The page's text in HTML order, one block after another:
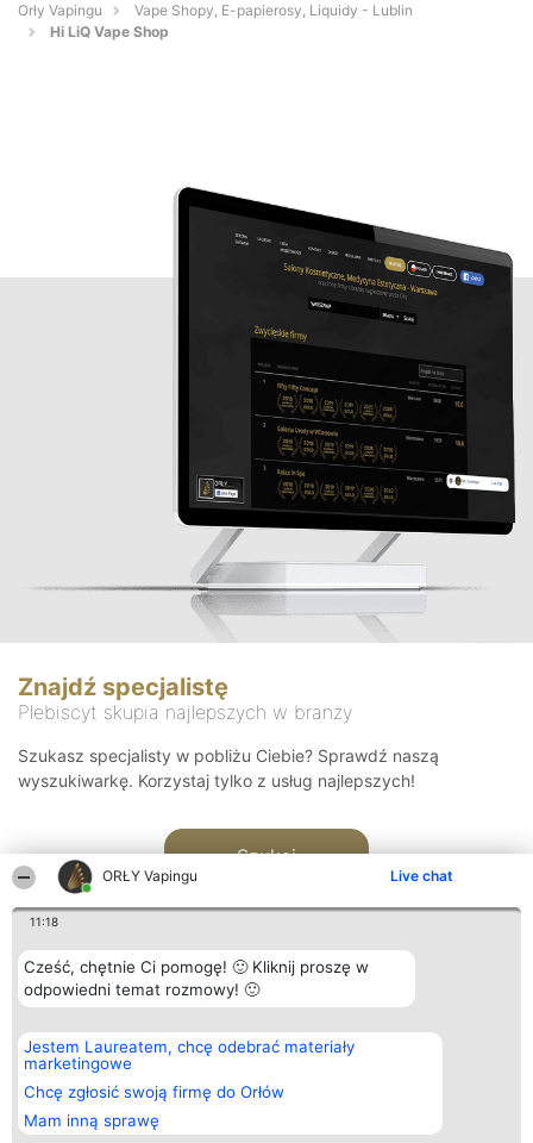
ORŁY Vapingu Live chat
11:18
Cześć, chętnie Ci pomogę! 🙂 Kliknij proszę w
odpowiedni temat rozmowy! 🙂
Jestem Laureatem, chcę odebrać materiały
marketingowe
Chcę zgłosić swoją firmę do Orłów
Mam inną sprawę
Orły Vapingu
Vape Shopy, E-papierosy, Liquidy - Lublin
Hi LiQ Vape Shop
Znajdź specjalistę
Plebiscyt skupia najlepszych w branży
Szukasz specjalisty w pobliżu Ciebie? Sprawdź naszą
wyszukiwarkę. Korzystaj tylko z usług najlepszych!
Szukaj
Organizator plebiscytu
Bright Side Solutions sp. z o.
o. sp. k.
ul. Ruska 22
Wrocław 50-079
KRS 0000749100 | Regon
381313360 | NIP 8943132676
Plebiscyt
Laureaci
wszystkich
Laureatów
Regulamin
Kontakt
Kontakt